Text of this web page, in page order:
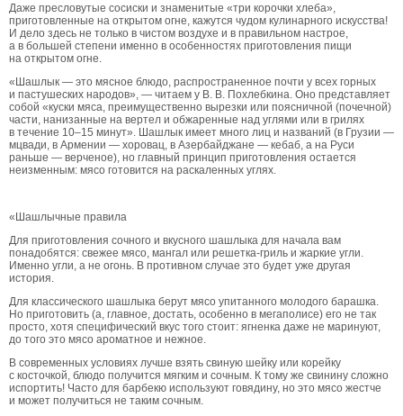
Даже пресловутые сосиски и знаменитые «три корочки хлеба»,
приготовленные на открытом огне, кажутся чудом кулинарного искусства!
И дело здесь не только в чистом воздухе и в правильном настрое,
а в большей степени именно в особенностях приготовления пищи
на открытом огне.
«Шашлык — это мясное блюдо, распространенное почти у всех горных
и пастушеских народов», — читаем у В. В. Похлебкина. Оно представляет
собой «куски мяса, преимущественно вырезки или поясничной (почечной)
части, нанизанные на вертел и обжаренные над углями или в грилях
в течение 10–15 минут». Шашлык имеет много лиц и названий (в Грузии —
мцвади, в Армении — хоровац, в Азербайджане — кебаб, а на Руси
раньше — верченое), но главный принцип приготовления остается
неизменным: мясо готовится на раскаленных углях.
«Шашлычные правила
Для приготовления сочного и вкусного шашлыка для начала вам
понадобятся: свежее мясо, мангал или решетка-гриль и жаркие угли.
Именно угли, а не огонь. В противном случае это будет уже другая
история.
Для классического шашлыка берут мясо упитанного молодого барашка.
Но приготовить (а, главное, достать, особенно в мегаполисе) его не так
просто, хотя специфический вкус того стоит: ягненка даже не маринуют,
до того это мясо ароматное и нежное.
В современных условиях лучше взять свиную шейку или корейку
с косточкой, блюдо получится мягким и сочным. К тому же свинину сложно
испортить! Часто для барбекю используют говядину, но это мясо жестче
и может получиться не таким сочным.